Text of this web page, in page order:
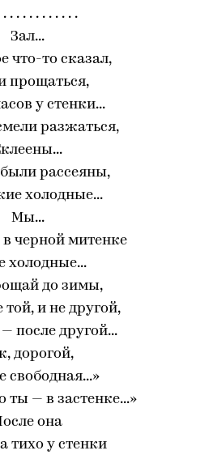
. . . . . . . . . . . .
Зал...
что-то сказал,
прощаться,
у стенки...
разжаться,
рассеяны,
холодные...
Мы...
черной митенке
холодные...
до зимы,
той, и не другой,
после другой...
дорогой,
свободная...»
ты — в застенке...»
она
тихо у стенки